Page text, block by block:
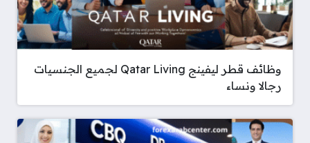
وظائف قطر ليفينج Qatar Living لجميع الجنسيات
رجالا ونساء